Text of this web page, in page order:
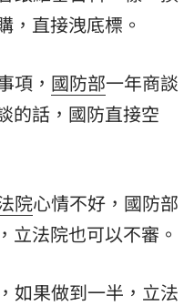
，直接洩底標。
項， 國防部一年商談
的話，國防直接空
院心情不好，國防部
立法院也可以不審。
如果做到一半，立法